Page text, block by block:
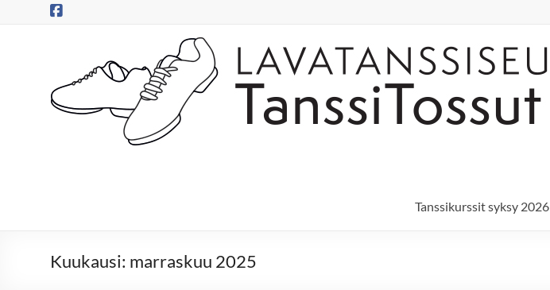
Tanssitossut
ry
Tanssitossujen
Tanssikurssit syksy 2026
Kuukausi: marraskuu 2025